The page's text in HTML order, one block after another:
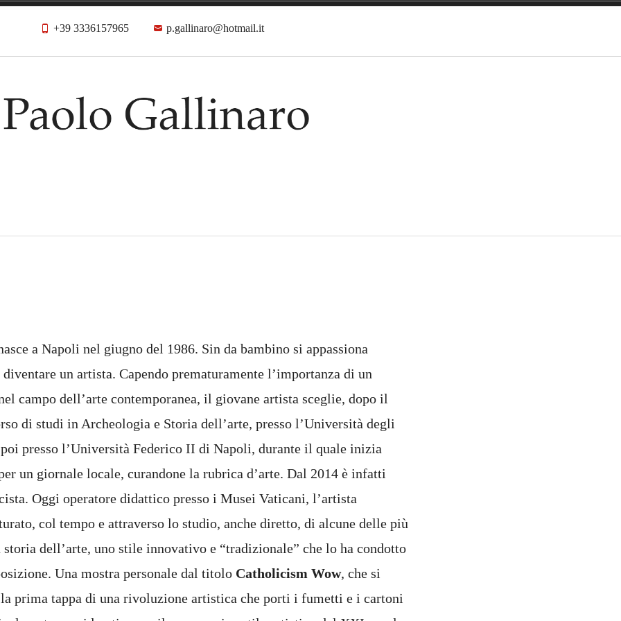
+39 3336157965 p.gallinaro@hotmail.it
a Napoli nel giugno del 1986. Sin da bambino si appassiona
un artista. Capendo prematuramente l’importanza di un
campo dell’arte contemporanea, il giovane artista sceglie, dopo il
di studi in Archeologia e Storia dell’arte, presso l’Università degli
presso l’Università Federico II di Napoli, durante il quale inizia
un giornale locale, curandone la rubrica d’arte. Dal 2014 è infatti
Oggi operatore didattico presso i Musei Vaticani, l’artista
col tempo e attraverso lo studio, anche diretto, di alcune delle più
storia dell’arte, uno stile innovativo e “tradizionale” che lo ha condotto
Una mostra personale dal titolo Catholicism Wow, che si
la prima tappa di una rivoluzione artistica che porti i fumetti e i cartoni